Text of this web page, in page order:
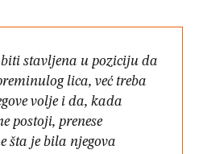
biti stavljena u poziciju da
lica, već treba
volje i da, kada
postoji, prenese
šta je bila njegova